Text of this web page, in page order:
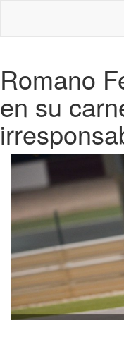
Romano
en su